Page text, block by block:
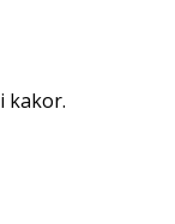
kakor.